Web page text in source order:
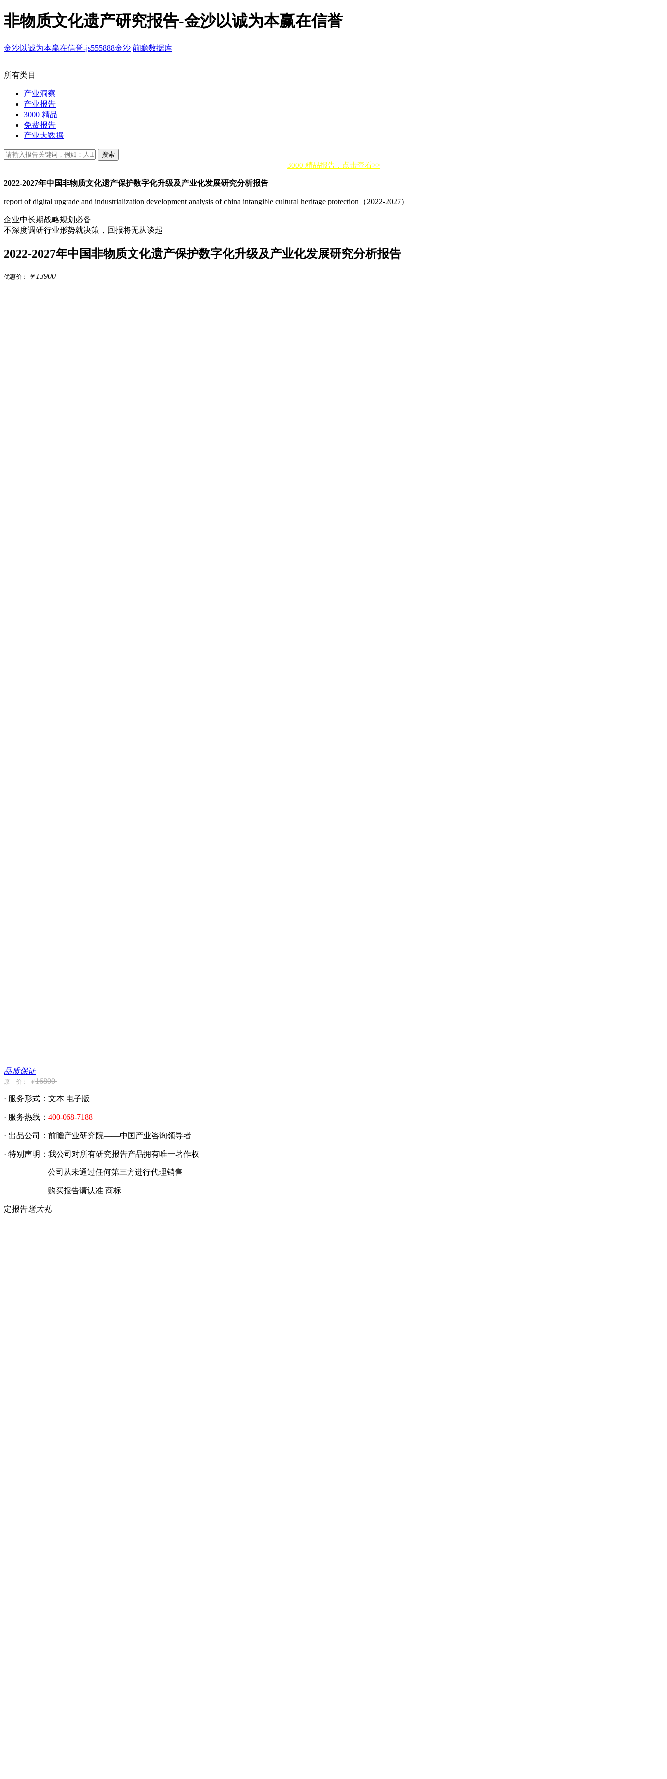
非物质文化遗产研究报告-金沙以诚为本赢在信誉
金沙以诚为本赢在信誉-js555888金沙 前瞻数据库
|
所有类目
产业洞察
产业报告
3000 精品
免费报告
产业大数据
搜索
3000 精品报告，点击查看>>
2022-2027年中国非物质文化遗产保护数字化升级及产业化发展研究分析报告
report of digital upgrade and industrialization development analysis of china intangible cultural heritage protection（2022-2027）
企业中长期战略规划必备
不深度调研行业形势就决策，回报将无从谈起
2022-2027年中国非物质文化遗产保护数字化升级及产业化发展研究分析报告
优惠价： ￥13900
品质保证
原 价： ￥16800
· 服务形式：文本 电子版
· 服务热线： 400-068-7188
· 出品公司：前瞻产业研究院——中国产业咨询领导者
· 特别声明：我公司对所有研究报告产品拥有唯一著作权
公司从未通过任何第三方进行代理销售
购买报告请认准 商标
定报告送大礼